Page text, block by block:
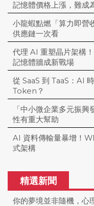
記憶體價格上漲，難成
小龍蝦點燃「算力即營
供應鏈一次看
代理 AI 重塑晶片架構
記憶體牆成新戰場
從 SaaS 到 TaaS：AI
Token？
「中小微企業多元振
性有重大幫助
AI 資料傳輸量暴增！
式架構
精選新聞
你的夢境並非隨機，心